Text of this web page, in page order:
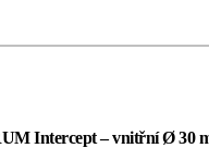
Intercept – vnitřní Ø 30